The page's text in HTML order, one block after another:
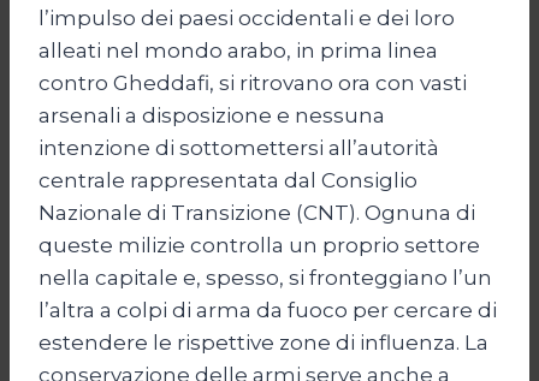
l’impulso dei paesi occidentali e dei loro
alleati nel mondo arabo, in prima linea
contro Gheddafi, si ritrovano ora con vasti
arsenali a disposizione e nessuna
intenzione di sottomettersi all’autorità
centrale rappresentata dal Consiglio
Nazionale di Transizione (CNT). Ognuna di
queste milizie controlla un proprio settore
nella capitale e, spesso, si fronteggiano l’un
l’altra a colpi di arma da fuoco per cercare di
estendere le rispettive zone di influenza. La
conservazione delle armi serve anche a